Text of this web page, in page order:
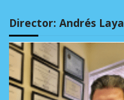
Director: Andrés Laya